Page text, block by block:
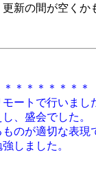
新の間が空く
＊＊＊＊＊＊＊
リモートで行い
、盛会でした。
のが適切な表現
しました。